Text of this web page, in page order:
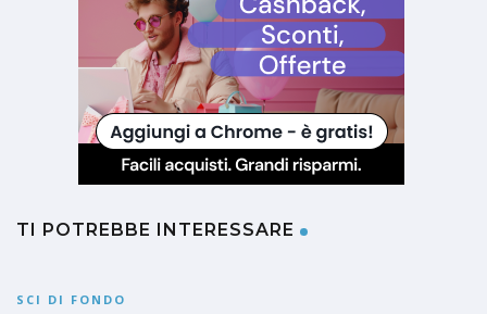
TI POTREBBE INTERESSARE
SCI DI FONDO